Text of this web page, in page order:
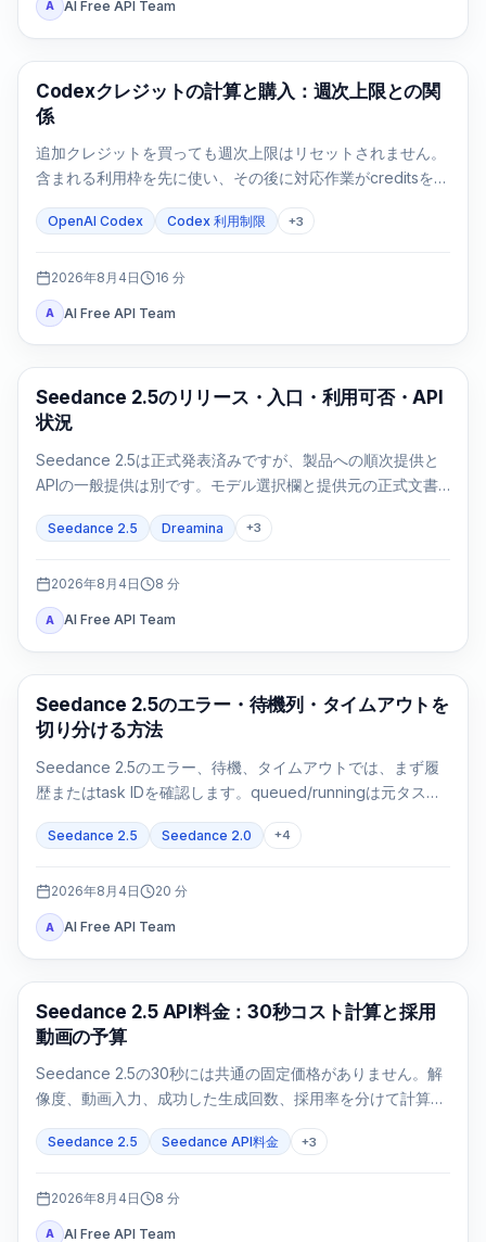
A AI Free API Team
AI Development Tools
Codexクレジットの計算と購入：週次上限との関
係
追加クレジットを買っても週次上限はリセットされません。
含まれる利用枠を先に使い、その後に対応作業がcreditsを消
OpenAI Codex Codex 利用制限 +3
2026年8月4日 16 分
A AI Free API Team
AI Video Generation
Seedance 2.5のリリース・入口・利用可否・API
状況
Seedance 2.5は正式発表済みですが、製品への順次提供と
APIの一般提供は別です。モデル選択欄と提供元の正式文書
Seedance 2.5 Dreamina +3
2026年8月4日 8 分
A AI Free API Team
AI 動画生成
Seedance 2.5のエラー・待機列・タイムアウトを
切り分ける方法
Seedance 2.5のエラー、待機、タイムアウトでは、まず履
歴またはtask IDを確認します。queued/runningは元タスク
Seedance 2.5 Seedance 2.0 +4
2026年8月4日 20 分
A AI Free API Team
AI動画生成
Seedance 2.5 API料金：30秒コスト計算と採用
動画の予算
Seedance 2.5の30秒には共通の固定価格がありません。解
像度、動画入力、成功した生成回数、採用率を分けて計算し
Seedance 2.5 Seedance API料金 +3
2026年8月4日 8 分
A AI Free API Team